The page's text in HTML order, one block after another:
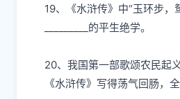
19、《⽔浒传》中“⽟环步，
_________的平⽣绝学。
20、我国第⼀部歌颂农⺠起
《⽔浒传》写得荡⽓回肠，